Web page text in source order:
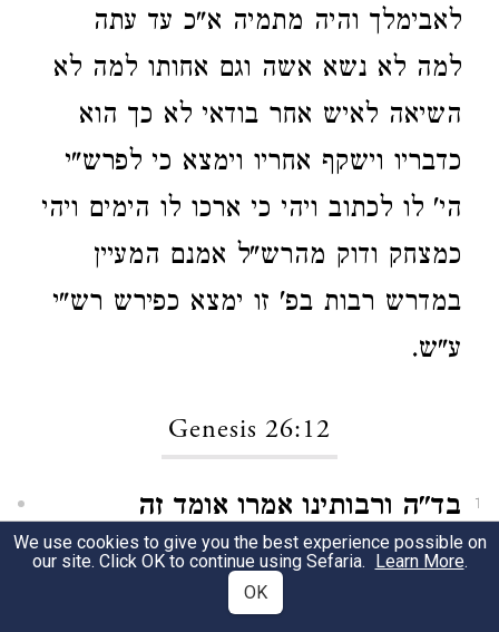
לאבימלך והיה מתמיה א"כ עד עתה
למה לא נשא אשה וגם אחותו למה לא
השיאה לאיש אחר בודאי לא כך הוא
כדבריו וישקף אחריו וימצא כי לפרש"י
הי' לו לכתוב ויהי כי ארכו לו הימים ויהי
כמצחק ודוק מהרש"ל אמנם המעיין
במדרש רבות בפ' זו ימצא כפירש רש"י
ע"ש.
Genesis 26:12
1
בד"ה ורבותינו אמרו אומד זה
למעשרות היהנ"ב ואני קבלתי דה"פ
דרבותינו אמרו הא דכתיב בקרא וימצא
We use cookies to give you the best experience possible on
our site. Click OK to continue using Sefaria. Learn More.
OK